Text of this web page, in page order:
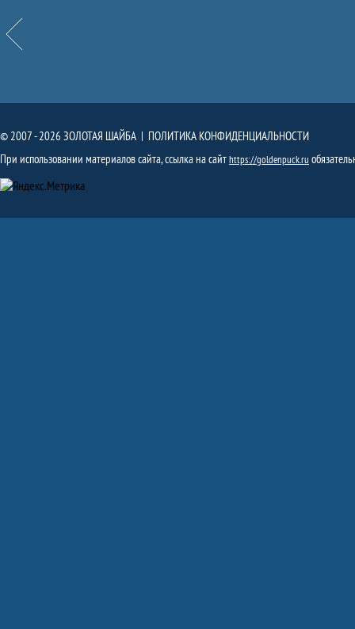
Назад
© 2007 - 2026 ЗОЛОТАЯ ШАЙБА | ПОЛИТИКА КОНФИДЕНЦИАЛЬНОСТИ
При использовании материалов сайта, ссылка на сайтhttps://goldenpuck.ru